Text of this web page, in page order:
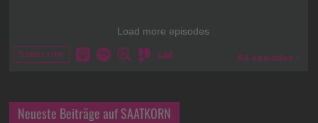
Neueste Beiträge auf SAATKORN